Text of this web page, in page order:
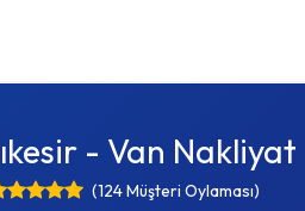
- Van Nakliyat
(124 Müşteri Oylaması)